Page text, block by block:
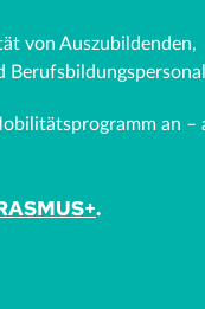
von Auszubildenden,
an –
.